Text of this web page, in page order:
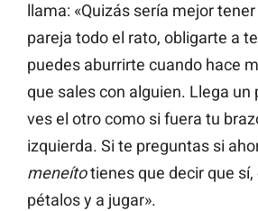
llama: «Quizás sería mejor tener
pareja todo el rato, obligarte a
puedes aburrirte cuando hace
que sales con alguien. Llega un
ves el otro como si fuera tu
izquierda. Si te preguntas si
meneítotienes que decir que sí,
pétalos y a jugar».